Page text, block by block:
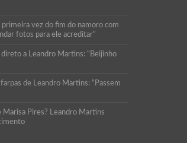
vez do fim do namoro com
fotos para ele acreditar”
a Leandro Martins: “Beijinho
de Leandro Martins: “Passem
Marisa Pires? Leandro Martins